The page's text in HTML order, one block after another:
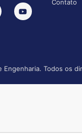
Contato
Todos os